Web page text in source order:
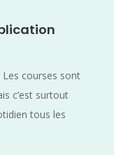
Les courses sont
c’est surtout
tous les